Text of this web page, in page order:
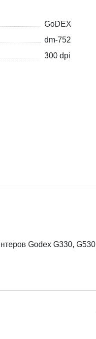
GoDEX
dm-752
300 dpi
Godex G330,